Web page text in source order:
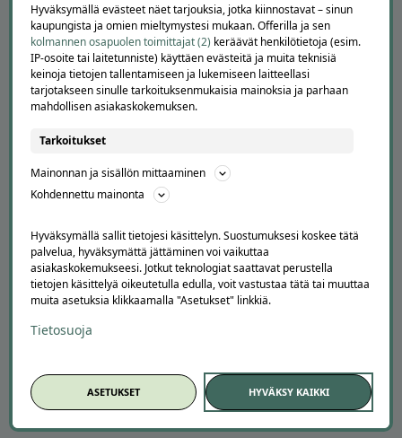
Asiakaspalvelu
Kuinka Offerilla toimii
Suosittele Offerillaa
TUTUSTU MEIHIN
Tietoa meistä
Ajankohtaista
Tilaa uutiskirje
Offerilla mediassa
Hyväksymällä evästeet näet tarjouksia, jotka kiinnostavat – sinun
kaupungista ja omien mieltymystesi mukaan. Offerilla ja sen
kolmannen osapuolen toimittajat (2) keräävät henkilötietoja (esim.
IP-osoite tai laitetunniste) käyttäen evästeitä ja muita teknisiä
keinoja tietojen tallentamiseen ja lukemiseen laitteellasi
tarjotakseen sinulle tarkoituksenmukaisia mainoksia ja parhaan
mahdollisen asiakaskokemuksen.
Tarkoitukset
Mainonnan ja sisällön mittaaminen
Kohdennettu mainonta
Hyväksymällä sallit tietojesi käsittelyn. Suostumuksesi koskee tätä
palvelua, hyväksymättä jättäminen voi vaikuttaa
asiakaskokemukseesi. Jotkut teknologiat saattavat perustella
tietojen käsittelyä oikeutetulla edulla, voit vastustaa tätä tai muuttaa
muita asetuksia klikkaamalla "Asetukset" linkkiä.
Tietosuoja
ASETUKSET HYVÄKSY KAIKKI